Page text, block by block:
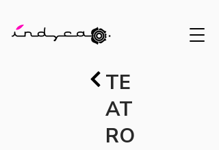
TE
AT
RO